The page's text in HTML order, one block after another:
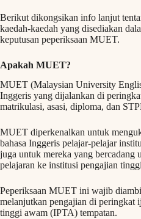
Berikut dikongsikan info lanjut
kaedah-kaedah yang disediakan
keputusan peperiksaan MUET.
Apakah MUET?
MUET (Malaysian University
Inggeris yang dijalankan di
matrikulasi, asasi, diploma, dan
MUET diperkenalkan untuk
bahasa Inggeris pelajar-pelajar
juga untuk mereka yang bercadang
pelajaran ke institusi pengajian
Peperiksaan MUET ini wajib
melanjutkan pengajian di peringkat
tinggi awam (IPTA) tempatan.